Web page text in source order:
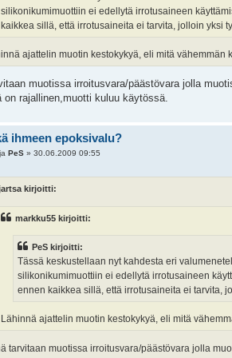
silikonikumimuottiin ei edellytä irrotusaineen
kaikkea sillä, että irrotusaineita ei tarvita, jolloin yksi
ajattelin muotin kestokykyä, eli mitä
muotissa irroitusvara/päästövara jolla
on rajallinen,muotti kuluu käytössä.
ihmeen epoksivalu?
PeS» 30.06.2009 09:55
kirjoitti:
markku55 kirjoitti:
PeS kirjoitti:
Tässä keskustellaan nyt kahdesta eri
silikonikumimuottiin ei edellytä irrotusaineen
ennen kaikkea sillä, että irrotusaineita ei tarvita,
Lähinnä ajattelin muotin kestokykyä, eli mitä
tarvitaan muotissa irroitusvara/päästövara jolla